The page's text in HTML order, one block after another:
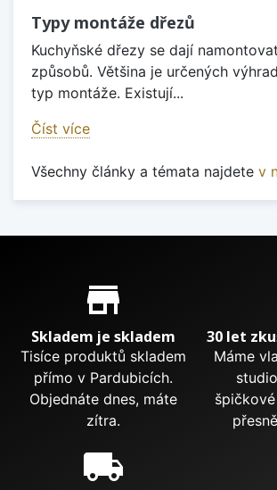
Typy montáže dřezů
Kuchyňské dřezy se dají
způsobů. Většina je určených
typ montáže. Existují...
Číst více
Všechny články a témata najdete v
Proč nakupovat u nás?
store_mall_directory
Skladem je skladem
Tisíce produktů skladem
přímo v Pardubicích.
Objednáte dnes, máte
zítra.
30 let
Máme
local_shipping